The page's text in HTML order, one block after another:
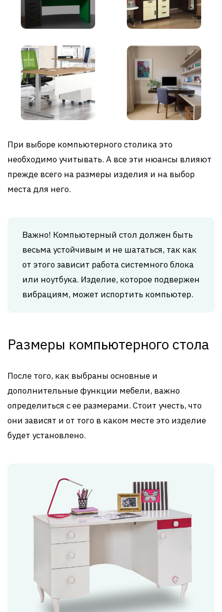
При выборе компьютерного столика это
необходимо учитывать. А все эти нюансы влияют
прежде всего на размеры изделия и на выбор
места для него.
Важно! Компьютерный стол должен быть
весьма устойчивым и не шататься, так как
от этого зависит работа системного блока
или ноутбука. Изделие, которое подвержен
вибрациям, может испортить компьютер.
Размеры компьютерного стола
После того, как выбраны основные и
дополнительные функции мебели, важно
определиться с ее размерами. Стоит учесть, что
они зависят и от того в каком месте это изделие
будет установлено.